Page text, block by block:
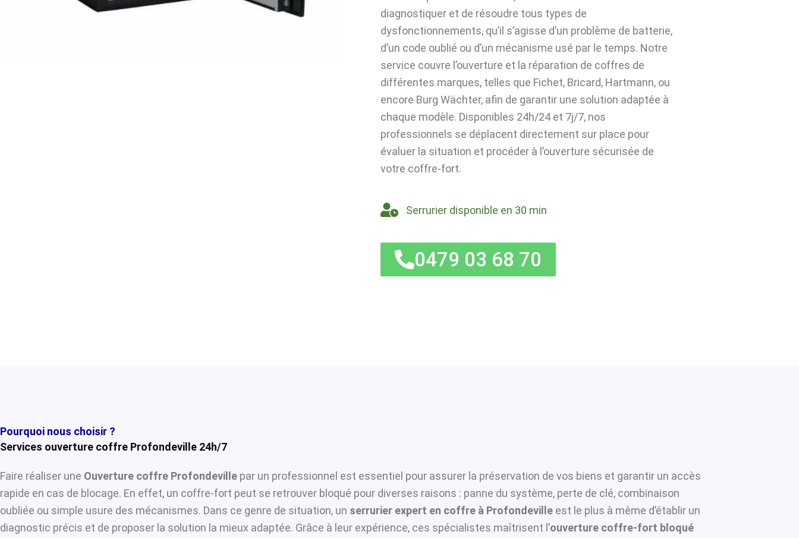
diagnostiquer et de résoudre tous types de
dysfonctionnements, qu’il s’agisse d’un problème de batterie,
d’un code oublié ou d’un mécanisme usé par le temps. Notre
service couvre l’ouverture et la réparation de coffres de
différentes marques, telles que Fichet, Bricard, Hartmann, ou
encore Burg Wächter, afin de garantir une solution adaptée à
chaque modèle. Disponibles 24h/24 et 7j/7, nos
professionnels se déplacent directement sur place pour
évaluer la situation et procéder à l’ouverture sécurisée de
votre coffre-fort.
Serrurier disponible en 30 min
0479 03 68 70
Pourquoi nous choisir ?
Services ouverture coffre Profondeville 24h/7
Faire réaliser une Ouverture coffre Profondeville par un professionnel est essentiel pour assurer la préservation de vos biens et garantir un accès
rapide en cas de blocage. En effet, un coffre-fort peut se retrouver bloqué pour diverses raisons : panne du système, perte de clé, combinaison
oubliée ou simple usure des mécanismes. Dans ce genre de situation, un serrurier expert en coffre à Profondeville est le plus à même d’établir un
diagnostic précis et de proposer la solution la mieux adaptée. Grâce à leur expérience, ces spécialistes maîtrisent l’ouverture coffre-fort bloqué